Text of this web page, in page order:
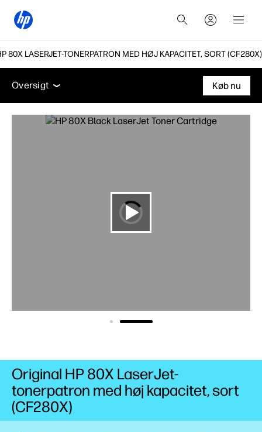
80X LASERJET-TONERPATRON MED HØJ KAPACITET, SORT (CF280X)
Oversigt
Support
Oversigt
Oversigt
Køb nu
Original HP 80X LaserJet-
tonerpatron med høj kapacitet, sort
(CF280X)